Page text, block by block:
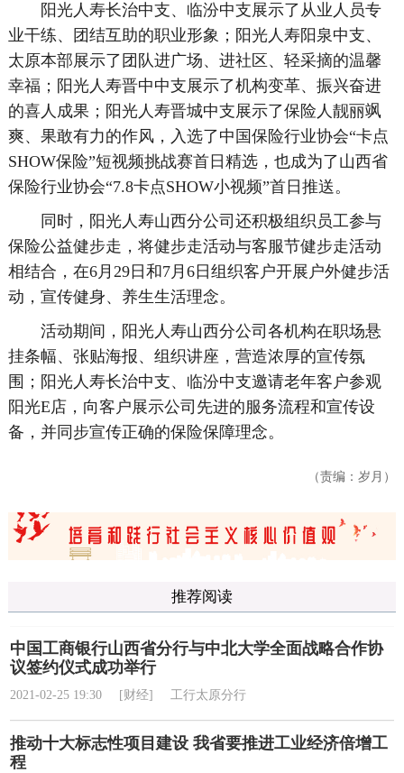
阳光人寿长治中支、临汾中支展示了从业人员专
业干练、团结互助的职业形象；阳光人寿阳泉中支、
太原本部展示了团队进广场、进社区、轻采摘的温馨
幸福；阳光人寿晋中中支展示了机构变革、振兴奋进
的喜人成果；阳光人寿晋城中支展示了保险人靓丽飒
爽、果敢有力的作风，入选了中国保险行业协会“卡点
SHOW保险”短视频挑战赛首日精选，也成为了山西省
保险行业协会“7.8卡点SHOW小视频”首日推送。
同时，阳光人寿山西分公司还积极组织员工参与
保险公益健步走，将健步走活动与客服节健步走活动
相结合，在6月29日和7月6日组织客户开展户外健步活
动，宣传健身、养生生活理念。
活动期间，阳光人寿山西分公司各机构在职场悬
挂条幅、张贴海报、组织讲座，营造浓厚的宣传氛
围；阳光人寿长治中支、临汾中支邀请老年客户参观
阳光E店，向客户展示公司先进的服务流程和宣传设
备，并同步宣传正确的保险保障理念。
（责编：岁月）
推荐阅读
中国工商银行山西省分行与中北大学全面战略合作协
议签约仪式成功举行
2021-02-25 19:30 [财经] 工行太原分行
推动十大标志性项目建设 我省要推进工业经济倍增工
程